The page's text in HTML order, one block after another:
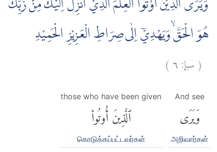
وَيَرَى الَّذِيْنَ اُوْتُوا الْعِلْمَ الَّذِيْٓ اُنْزِلَ اِلَيْكَ مِنْ رَّبِّكَ
هُوَ الْحَقَّۙ وَيَهْدِيْٓ اِلٰى صِرَاطِ الْعَزِيْزِ الْحَمِيْدِ
(سبإ:٦)
And see
وَيَرَى
அறிவார்கள்
those who have been given
ٱلَّذِينَ أُوتُوا۟
கொடுக்கப்பட்டவர்கள்